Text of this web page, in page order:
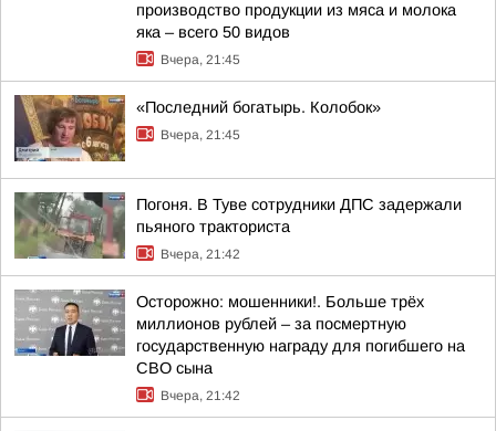
производство продукции из мяса и молока
яка – всего 50 видов
Вчера, 21:45
«Последний богатырь. Колобок»
Вчера, 21:45
Погоня. В Туве сотрудники ДПС задержали
пьяного тракториста
Вчера, 21:42
Осторожно: мошенники!. Больше трёх
миллионов рублей – за посмертную
государственную награду для погибшего на
СВО сына
Вчера, 21:42